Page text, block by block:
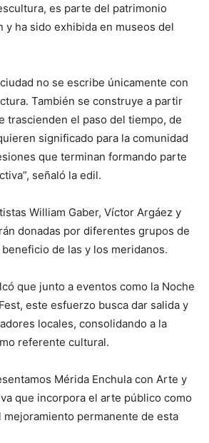
es parte del patrimonio
y ha sido exhibida en museos del
no se escribe únicamente con
También se construye a partir
trascienden el paso del tiempo, de
significado para la comunidad
que terminan formando parte
señaló la edil.
William Gaber, Víctor Argáez y
donadas por diferentes grupos de
de las y los meridanos.
que junto a eventos como la Noche
este esfuerzo busca dar salida y
locales, consolidando a la
referente cultural.
Mérida Enchula con Arte y
que incorpora el arte público como
mejoramiento permanente de esta